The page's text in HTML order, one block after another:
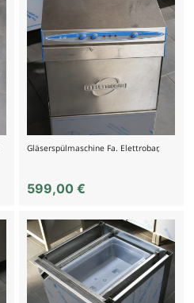
Gläserspülmaschine Fa. Elettrobar,
599,00€